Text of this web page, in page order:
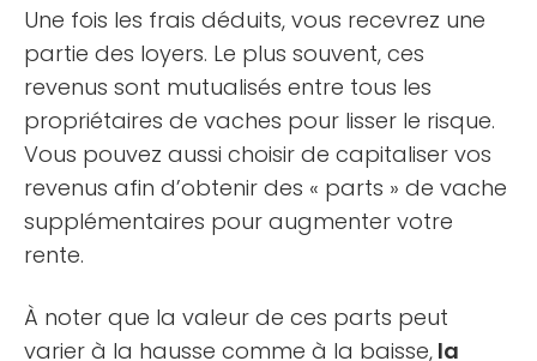
Une fois les frais déduits, vous recevrez une
partie des loyers. Le plus souvent, ces
revenus sont mutualisés entre tous les
propriétaires de vaches pour lisser le risque.
Vous pouvez aussi choisir de capitaliser vos
revenus afin d’obtenir des « parts » de vache
supplémentaires pour augmenter votre
rente.
À noter que la valeur de ces parts peut
varier à la hausse comme à la baisse, la